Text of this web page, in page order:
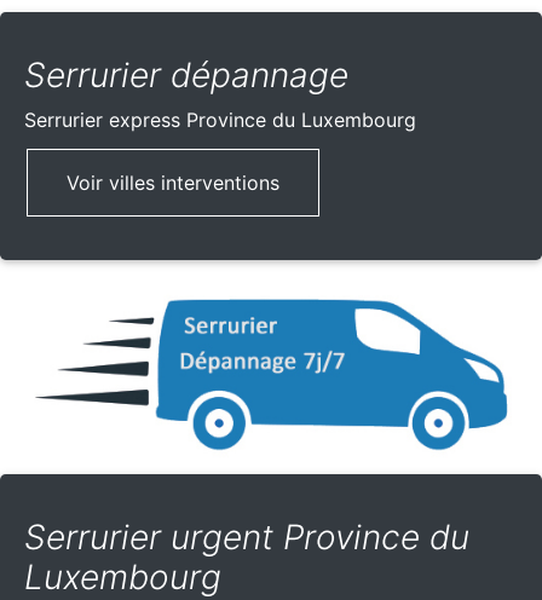
Serrurier dépannage
Serrurier express Province du Luxembourg
Voir villes interventions
Serrurier urgent Province du
Luxembourg